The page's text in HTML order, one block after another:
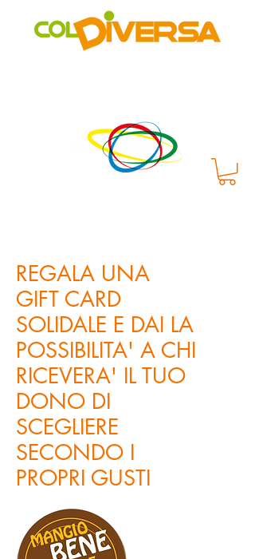
REGALA UNA
GIFT CARD
SOLIDALE E DAI LA
POSSIBILITA' A CHI
RICEVERA' IL TUO
DONO DI
SCEGLIERE
SECONDO I
PROPRI GUSTI